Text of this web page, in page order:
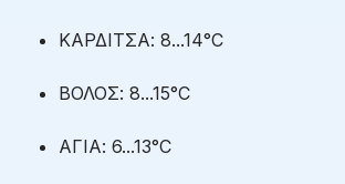
ΚΑΡΔΙΤΣΑ: 8...14°C
ΒΟΛΟΣ: 8...15°C
ΑΓΙΑ: 6...13°C